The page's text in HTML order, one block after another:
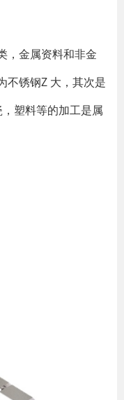
，金属资料和非金
不锈钢Z 大，其次是
塑料等的加工是属